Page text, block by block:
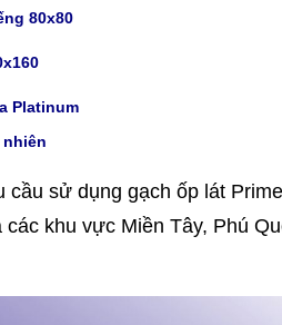
80x80
Platinum
sử dụng gạch ốp lát
khu vực Miền Tây, Phú